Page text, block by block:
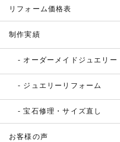
リフォーム価格表
制作実績
オーダーメイドジュエリー
ジュエリーリフォーム
宝石修理・サイズ直し
お客様の声